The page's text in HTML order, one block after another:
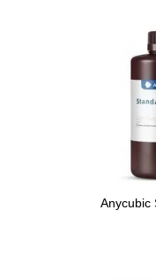
Anycubic